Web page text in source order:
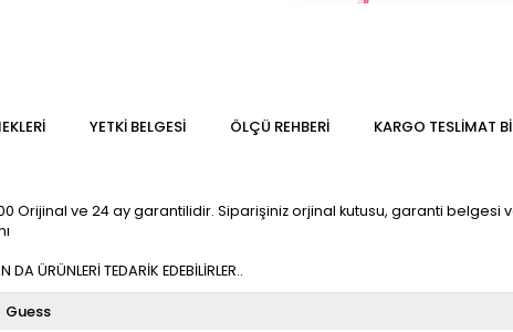
YETKİ BELGESİ ÖLÇÜ REHBERI KARGO TESLIMAT
Orijinal ve 24 ay garantilidir. Siparişiniz orjinal kutusu, garanti belgesi
ÜRÜNLERİ TEDARİK EDEBİLİRLER..
Guess